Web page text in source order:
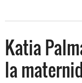
Katia
la